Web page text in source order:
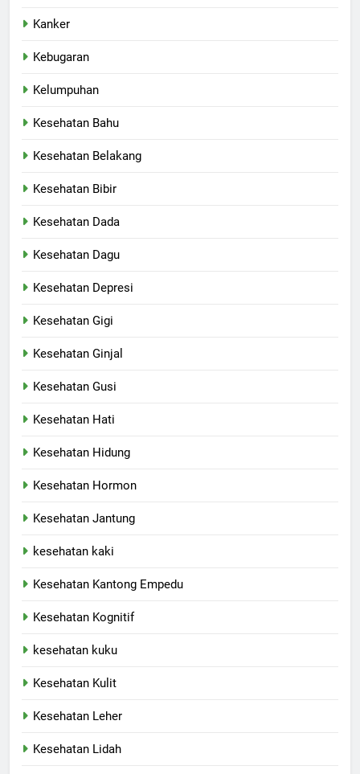
Kanker
Kebugaran
Kelumpuhan
Kesehatan Bahu
Kesehatan Belakang
Kesehatan Bibir
Kesehatan Dada
Kesehatan Dagu
Kesehatan Depresi
Kesehatan Gigi
Kesehatan Ginjal
Kesehatan Gusi
Kesehatan Hati
Kesehatan Hidung
Kesehatan Hormon
Kesehatan Jantung
kesehatan kaki
Kesehatan Kantong Empedu
Kesehatan Kognitif
kesehatan kuku
Kesehatan Kulit
Kesehatan Leher
Kesehatan Lidah